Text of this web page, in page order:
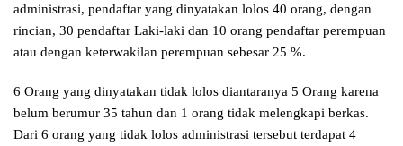
administrasi, pendaftar yang dinyatakan lolos 40 orang, dengan
rincian, 30 pendaftar Laki-laki dan 10 orang pendaftar perempuan
atau dengan keterwakilan perempuan sebesar 25 %.
6 Orang yang dinyatakan tidak lolos diantaranya 5 Orang karena
belum berumur 35 tahun dan 1 orang tidak melengkapi berkas.
Dari 6 orang yang tidak lolos administrasi tersebut terdapat 4